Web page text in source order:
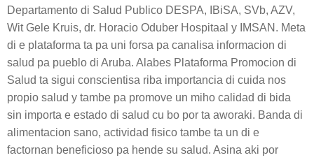
Departamento di Salud Publico DESPA, IBiSA, SVb, AZV,
Wit Gele Kruis, dr. Horacio Oduber Hospitaal y IMSAN. Meta
di e plataforma ta pa uni forsa pa canalisa informacion di
salud pa pueblo di Aruba. Alabes Plataforma Promocion di
Salud ta sigui conscientisa riba importancia di cuida nos
propio salud y tambe pa promove un miho calidad di bida
sin importa e estado di salud cu bo por ta aworaki. Banda di
alimentacion sano, actividad fisico tambe ta un di e
factornan beneficioso pa hende su salud. Asina aki por